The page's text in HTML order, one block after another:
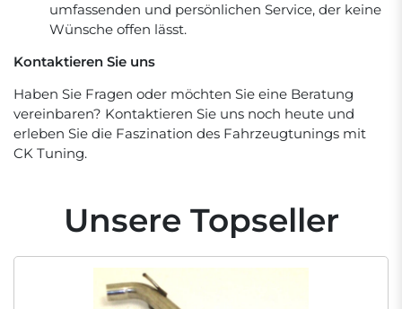
umfassenden und persönlichen Service, der keine
Wünsche offen lässt.
Kontaktieren Sie uns
Haben Sie Fragen oder möchten Sie eine Beratung
vereinbaren? Kontaktieren Sie uns noch heute und
erleben Sie die Faszination des Fahrzeugtunings mit
CK Tuning.
Unsere Topseller